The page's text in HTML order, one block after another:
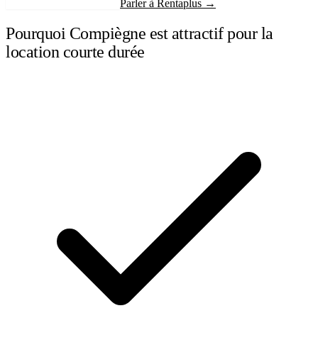
Parler à Rentaplus →
Pourquoi Compiègne est attractif pour la
location courte durée